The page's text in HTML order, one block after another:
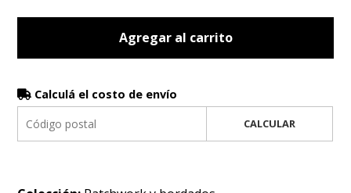
Agregar al carrito
Calculá el costo de envío
CALCULAR